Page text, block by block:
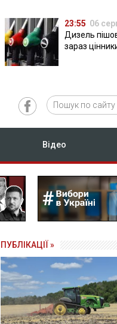
23:55 06
Дизель
зараз
Відео
ПУБЛІКАЦІЇ »